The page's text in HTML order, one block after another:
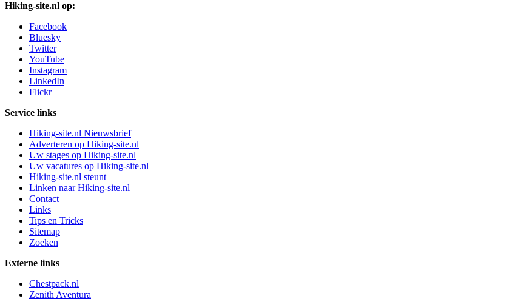
Hiking-site.nl op:
Facebook
Bluesky
Twitter
YouTube
Instagram
LinkedIn
Flickr
Service links
Hiking-site.nl Nieuwsbrief
Adverteren op Hiking-site.nl
Uw stages op Hiking-site.nl
Uw vacatures op Hiking-site.nl
Hiking-site.nl steunt
Linken naar Hiking-site.nl
Contact
Links
Tips en Tricks
Sitemap
Zoeken
Externe links
Chestpack.nl
Zenith Aventura